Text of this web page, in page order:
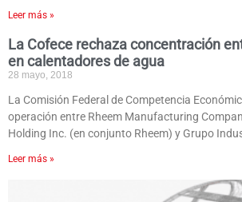
Leer más »
La Cofece rechaza concentración
en calentadores de agua
28 mayo, 2018
La Comisión Federal de Competencia
operación entre Rheem Manufacturing
Holding Inc. (en conjunto Rheem) y Grupo
Leer más »